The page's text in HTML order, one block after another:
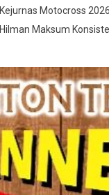
Kejurnas Motocross
Hilman Maksum